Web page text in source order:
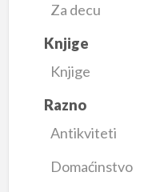
Za decu
Knjige
Knjige
Razno
Antikviteti
Domaćinstvo